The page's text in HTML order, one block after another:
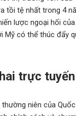
tồi tệ nhất trong 4
lược ngoại hối
Mỹ có thể thúc đẩy
trực tuyến
thường niên của